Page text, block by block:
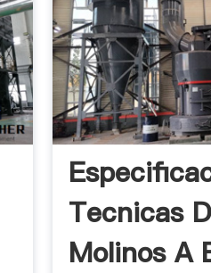
Tecnicas
Molinos A